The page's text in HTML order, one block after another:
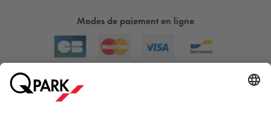
Modes de paiement en ligne